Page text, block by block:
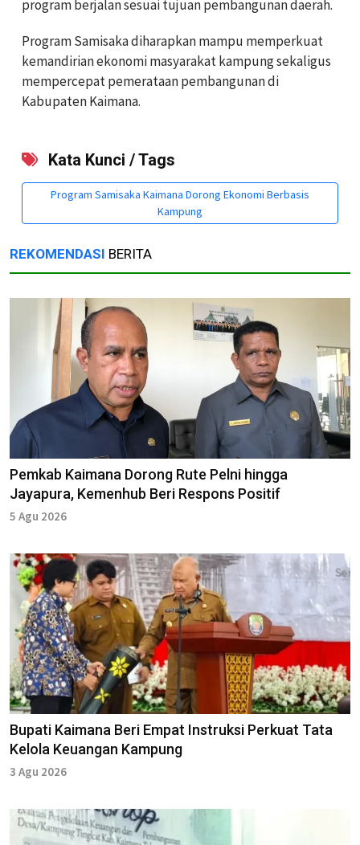
program berjalan sesuai tujuan pembangunan daerah.
Program Samisaka diharapkan mampu memperkuat
kemandirian ekonomi masyarakat kampung sekaligus
mempercepat pemerataan pembangunan di
Kabupaten Kaimana.
Kata Kunci / Tags
Program Samisaka Kaimana Dorong Ekonomi Berbasis
Kampung
REKOMENDASI BERITA
Pemkab Kaimana Dorong Rute Pelni hingga
Jayapura, Kemenhub Beri Respons Positif
5 Agu 2026
Bupati Kaimana Beri Empat Instruksi Perkuat Tata
Kelola Keuangan Kampung
3 Agu 2026